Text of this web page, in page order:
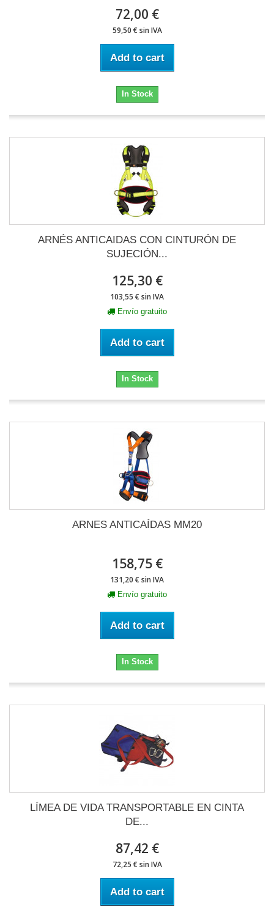
72,00 €
59,50 € sin IVA
Add to cart
In Stock
ARNÉS ANTICAIDAS CON CINTURÓN DE
SUJECIÓN...
125,30 €
103,55 € sin IVA
Envío gratuito
Add to cart
In Stock
ARNES ANTICAÍDAS MM20
158,75 €
131,20 € sin IVA
Envío gratuito
Add to cart
In Stock
LÍMEA DE VIDA TRANSPORTABLE EN CINTA
DE...
87,42 €
72,25 € sin IVA
Add to cart